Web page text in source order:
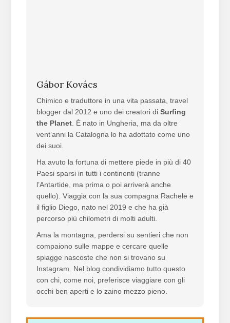
Gábor Kovács
Chimico e traduttore in una vita passata, travel
blogger dal 2012 e uno dei creatori di Surfing
the Planet. È nato in Ungheria, ma da oltre
vent’anni la Catalogna lo ha adottato come uno
dei suoi.
Ha avuto la fortuna di mettere piede in più di 40
Paesi sparsi in tutti i continenti (tranne
l’Antartide, ma prima o poi arriverà anche
quello). Viaggia con la sua compagna Rachele e
il figlio Diego, nato nel 2019 e che ha già
percorso più chilometri di molti adulti.
Ama la montagna, perdersi su sentieri che non
compaiono sulle mappe e cercare quelle
spiagge nascoste che non si trovano su
Instagram. Nel blog condividiamo tutto questo
con chi, come noi, preferisce viaggiare con gli
occhi ben aperti e lo zaino mezzo pieno.